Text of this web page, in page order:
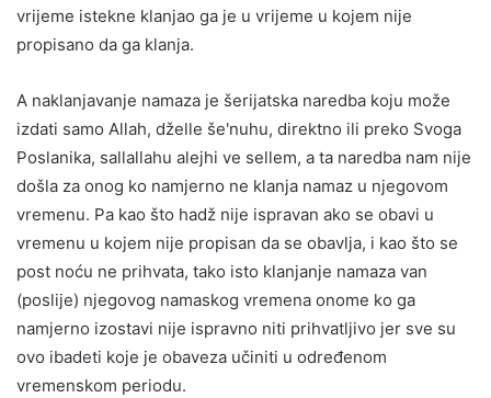
vrijeme istekne klanjao ga je u vrijeme u kojem nije
propisano da ga klanja.
A naklanjavanje namaza je šerijatska naredba koju može
izdati samo Allah, dželle še'nuhu, direktno ili preko Svoga
Poslanika, sallallahu alejhi ve sellem, a ta naredba nam nije
došla za onog ko namjerno ne klanja namaz u njegovom
vremenu. Pa kao što hadž nije ispravan ako se obavi u
vremenu u kojem nije propisan da se obavlja, i kao što se
post noću ne prihvata, tako isto klanjanje namaza van
(poslije) njegovog namaskog vremena onome ko ga
namjerno izostavi nije ispravno niti prihvatljivo jer sve su
ovo ibadeti koje je obaveza učiniti u određenom
vremenskom periodu.